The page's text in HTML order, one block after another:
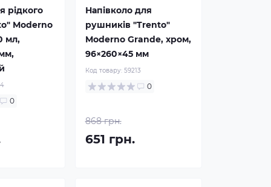
рідкого
Moderno
мл,
0
Напівколо для
рушників "Trento"
Moderno Grande, хром,
96×260×45 мм
Код товару: 59213
0
868 грн.
651 грн.